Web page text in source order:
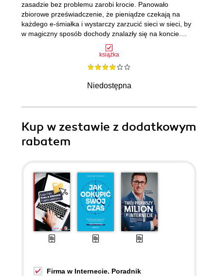
książka
Niedostępna
zasadzie bez problemu zarobi krocie. Panowało
zbiorowe przeświadczenie, że pieniądze czekają na
każdego e-śmiałka i wystarczy zarzucić sieci w sieci, by
w magiczny sposób dochody znalazły się na koncie....
Kup w zestawie z dodatkowym
rabatem
Firma w Internecie. Poradnik